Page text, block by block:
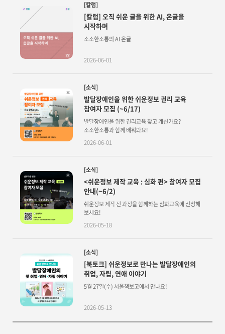
[칼럼]
[칼럼] 오직 쉬운 글을 위한 AI, 온글을
시작하며
소소한소통의 AI 온글
2026-06-01
[소식]
발달장애인을 위한 쉬운정보 권리 교육
참여자 모집 (~6/17)
발달장애인을 위한 권리교육 찾고 계신가요?
소소한소통과 함께 배워봐요!
2026-06-01
[소식]
<쉬운정보 제작 교육 : 심화 편> 참여자 모집
안내(~6/2)
쉬운정보 제작 전 과정을 함께하는 심화교육에 신청해
보세요!
2026-05-18
[소식]
[북토크] 쉬운정보로 만나는 발달장애인의
취업, 자립, 연애 이야기
5월 27일(수) 서울책보고에서 만나요!
2026-05-13